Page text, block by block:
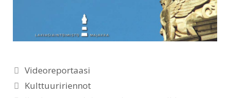
p
Kategoriat
Videoreportaasi
Avainsanat
Kulttuuririennot